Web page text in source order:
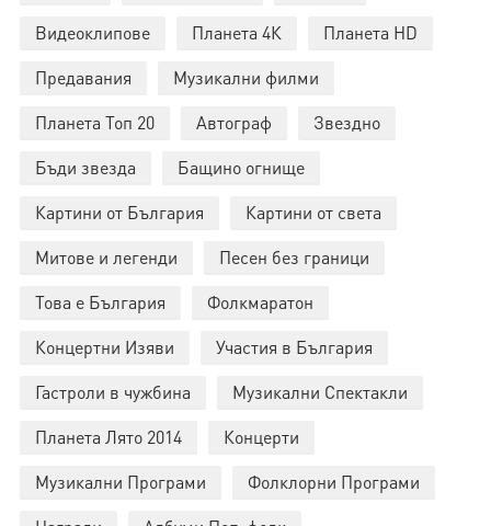
Видеоклипове
Планета 4К
Планета HD
Предавания
Музикални филми
Планета Топ 20
Автограф
Звездно
Бъди звезда
Бащино огнище
Картини от България
Картини от света
Митове и легенди
Песен без граници
Това е България
Фолкмаратон
Концертни Изяви
Участия в България
Гастроли в чужбина
Музикални Спектакли
Планета Лято 2014
Концерти
Музикални Програми
Фолклорни Програми